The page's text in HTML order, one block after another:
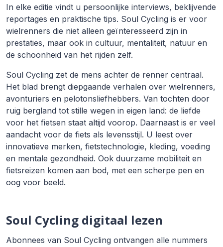
In elke editie vindt u persoonlijke interviews, beklijvende
reportages en praktische tips. Soul Cycling is er voor
wielrenners die niet alleen geïnteresseerd zijn in
prestaties, maar ook in cultuur, mentaliteit, natuur en
de schoonheid van het rijden zelf.
Soul Cycling zet de mens achter de renner centraal.
Het blad brengt diepgaande verhalen over wielrenners,
avonturiers en pelotonsliefhebbers. Van tochten door
ruig bergland tot stille wegen in eigen land: de liefde
voor het fietsen staat altijd voorop. Daarnaast is er veel
aandacht voor de fiets als levensstijl. U leest over
innovatieve merken, fietstechnologie, kleding, voeding
en mentale gezondheid. Ook duurzame mobiliteit en
fietsreizen komen aan bod, met een scherpe pen en
oog voor beeld.
Soul Cycling digitaal lezen
Abonnees van Soul Cycling ontvangen alle nummers